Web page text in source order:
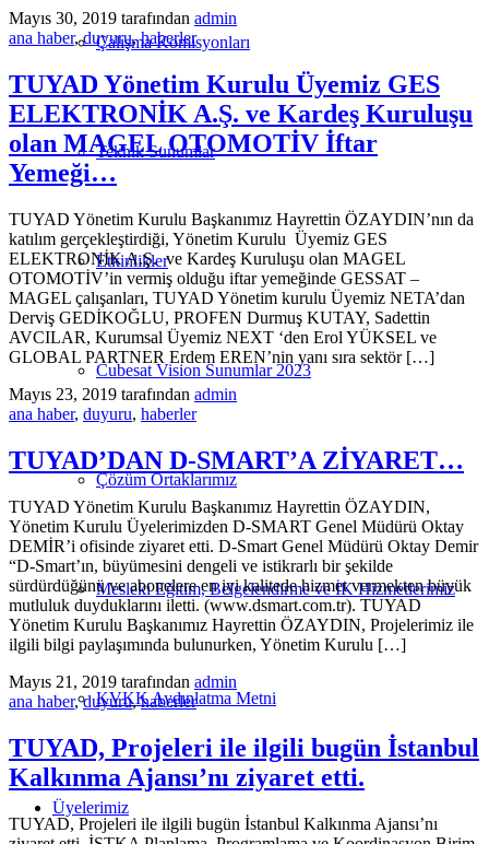
Çalışma Komisyonları
Teknik Sunumlar
Etkinlikler
Cubesat Vision Sunumlar 2023
Çözüm Ortaklarımız
Mesleki Eğitim, Belgelendirme ve İK Hizmetlerimiz
KVKK Aydınlatma Metni
Üyelerimiz
Mayıs 30, 2019 tarafından admin
ana haber,duyuru,haberler
TUYAD Yönetim Kurulu Üyemiz GES
ELEKTRONİK A.Ş. ve Kardeş Kuruluşu
olan MAGEL OTOMOTİV İftar
Yemeği…
TUYAD Yönetim Kurulu Başkanımız Hayrettin ÖZAYDIN’nın da
katılım gerçekleştirdiği, Yönetim Kurulu Üyemiz GES
ELEKTRONİK A.Ş. ve Kardeş Kuruluşu olan MAGEL
OTOMOTİV’in vermiş olduğu iftar yemeğinde GESSAT –
MAGEL çalışanları, TUYAD Yönetim kurulu Üyemiz NETA’dan
Derviş GEDİKOĞLU, PROFEN Durmuş KUTAY, Sadettin
AVCILAR, Kurumsal Üyemiz NEXT ‘den Erol YÜKSEL ve
GLOBAL PARTNER Erdem EREN’nin yanı sıra sektör […]
Mayıs 23, 2019 tarafından admin
ana haber, duyuru, haberler
TUYAD’DAN D-SMART’A ZİYARET…
TUYAD Yönetim Kurulu Başkanımız Hayrettin ÖZAYDIN,
Yönetim Kurulu Üyelerimizden D-SMART Genel Müdürü Oktay
DEMİR’i ofisinde ziyaret etti. D-Smart Genel Müdürü Oktay Demir
“D-Smart’ın, büyümesini dengeli ve istikrarlı bir şekilde
sürdürdüğünü ve abonelere en iyi kalitede hizmet vermekten büyük
mutluluk duyduklarını iletti. (www.dsmart.com.tr). TUYAD
Yönetim Kurulu Başkanımız Hayrettin ÖZAYDIN, Projelerimiz ile
ilgili bilgi paylaşımında bulunurken, Yönetim Kurulu […]
Mayıs 21, 2019 tarafından admin
ana haber,duyuru,haberler
TUYAD, Projeleri ile ilgili bugün İstanbul
Kalkınma Ajansı’nı ziyaret etti.
TUYAD, Projeleri ile ilgili bugün İstanbul Kalkınma Ajansı’nı